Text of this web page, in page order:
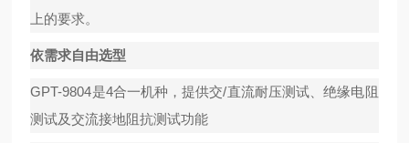
上的要求。
依需求自由选型
GPT-9804是4合一机种，提供交/直流耐压测试、绝缘电阻
测试及交流接地阻抗测试功能